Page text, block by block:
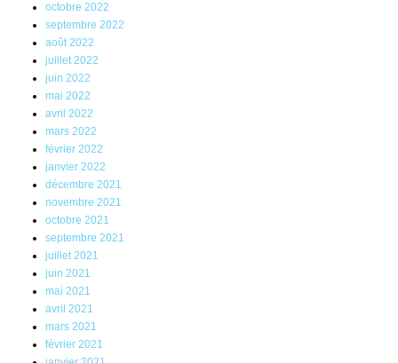
octobre 2022
septembre 2022
août 2022
juillet 2022
juin 2022
mai 2022
avril 2022
mars 2022
février 2022
janvier 2022
décembre 2021
novembre 2021
octobre 2021
septembre 2021
juillet 2021
juin 2021
mai 2021
avril 2021
mars 2021
février 2021